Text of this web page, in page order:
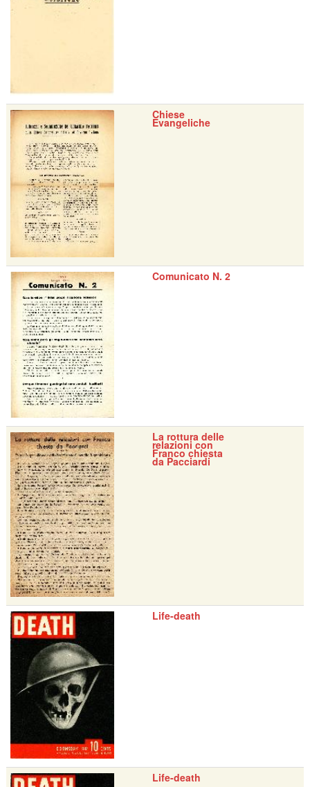
Chiese
Evangeliche
Comunicato N. 2
La rottura delle
relazioni con
Franco chiesta
da Pacciardi
Life-death
Life-death